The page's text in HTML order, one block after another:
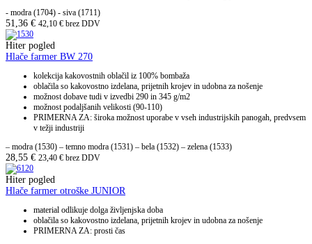
- modra (1704) - siva (1711)
51,36 € 42,10 € brez DDV
Hiter pogled
Hlače farmer BW 270
kolekcija kakovostnih oblačil iz 100% bombaža
oblačila so kakovostno izdelana, prijetnih krojev in udobna za nošenje
možnost dobave tudi v izvedbi 290 in 345 g/m2
možnost podaljšanih velikosti (90-110)
PRIMERNA ZA: široka možnost uporabe v vseh industrijskih panogah, predvsem
v težji industriji
– modra (1530) – temno modra (1531) – bela (1532) – zelena (1533)
28,55 € 23,40 € brez DDV
Hiter pogled
Hlače farmer otroške JUNIOR
material odlikuje dolga življenjska doba
oblačila so kakovostno izdelana, prijetnih krojev in udobna za nošenje
PRIMERNA ZA: prosti čas